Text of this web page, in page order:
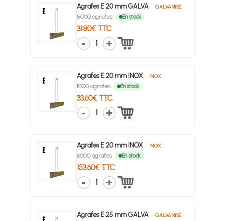
Agrafes E 20 mm GALVA GALVANISÉ
5000 agrafes En stock
31.80€ TTC
1
Agrafes E 20 mm INOX INOX
1000 agrafes En stock
33.60€ TTC
1
Agrafes E 20 mm INOX INOX
8000 agrafes En stock
153.60€ TTC
1
Agrafes E 25 mm GALVA GALVANISÉ